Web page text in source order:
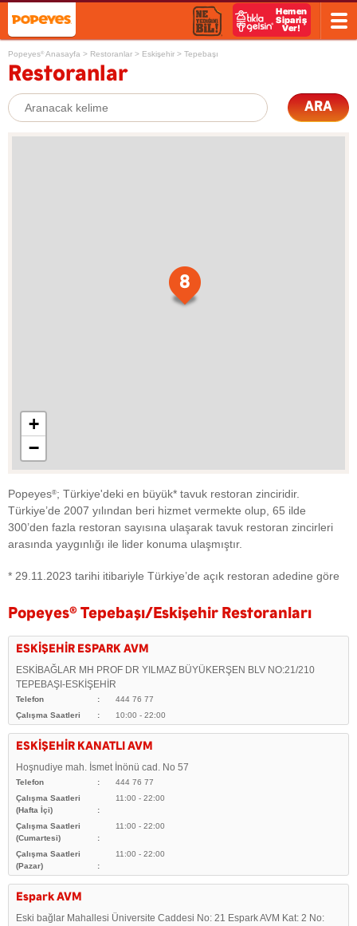
Popeyes® Anasayfa > Restoranlar > Eskişehir > Tepebaşı
Restoranlar
ARA
8
+
−
Popeyes®; Türkiye'deki en büyük* tavuk restoran zinciridir.
Türkiye’de 2007 yılından beri hizmet vermekte olup, 65 ilde
300’den fazla restoran sayısına ulaşarak tavuk restoran zincirleri
arasında yaygınlığı ile lider konuma ulaşmıştır.
* 29.11.2023 tarihi itibariyle Türkiye’de açık restoran adedine göre
Popeyes® Tepebaşı/Eskişehir Restoranları
ESKİŞEHİR ESPARK AVM
ESKİBAĞLAR MH PROF DR YILMAZ BÜYÜKERŞEN BLV NO:21/210
TEPEBAŞI-ESKİŞEHİR
Telefon
444 76 77
Çalışma Saatleri
10:00 - 22:00
ESKİŞEHİR KANATLI AVM
Hoşnudiye mah. İsmet İnönü cad. No 57
Telefon
444 76 77
Çalışma Saatleri
(Hafta İçi)
11:00 - 22:00
Çalışma Saatleri
(Cumartesi)
11:00 - 22:00
Çalışma Saatleri
(Pazar)
11:00 - 22:00
Espark AVM
Eski bağlar Mahallesi Üniversite Caddesi No: 21 Espark AVM Kat: 2 No: